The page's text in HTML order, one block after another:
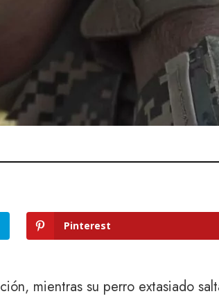
Pinterest
mientras su perro extasiado